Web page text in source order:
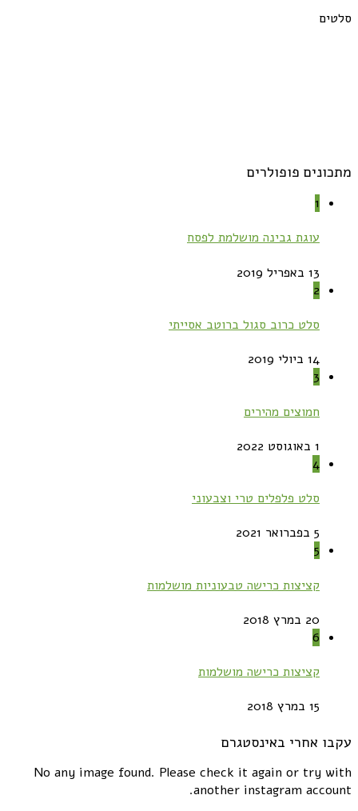
סלטים
מתכונים פופולרים
1
עוגת גבינה מושלמת לפסח
13 באפריל 2019
2
סלט כרוב סגול ברוטב אסייתי
14 ביולי 2019
3
חמוצים מהירים
1 באוגוסט 2022
4
סלט פלפלים טרי וצבעוני
5 בפברואר 2021
5
קציצות כרישה טבעוניות מושלמות
20 במרץ 2018
6
קציצות כרישה מושלמות
15 במרץ 2018
עקבו אחרי באינסטגרם
No any image found. Please check it again or try with
another instagram account.